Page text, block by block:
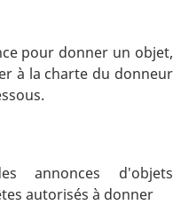
pour donner un objet,
à la charte du donneur
annonces d'objets
autorisés à donner